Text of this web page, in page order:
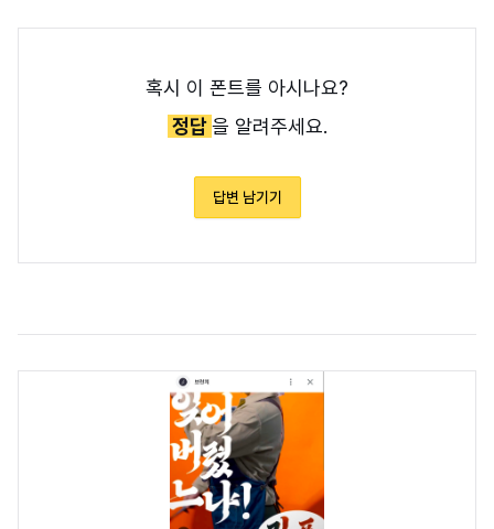
혹시 이 폰트를 아시나요?
정답을 알려주세요.
답변 남기기